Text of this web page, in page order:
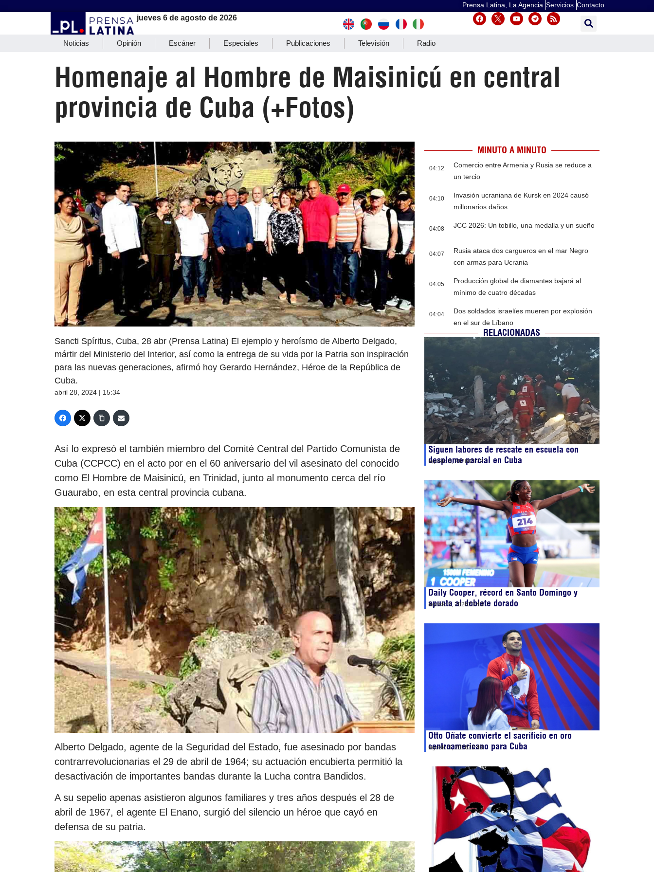
Prensa Latina, La Agencia Servicios Contacto
jueves 6 de agosto de 2026
Noticias Opinión Escáner Especiales Publicaciones Televisión Radio
Homenaje al Hombre de Maisinicú en central
provincia de Cuba (+Fotos)
Sancti Spíritus, Cuba, 28 abr (Prensa Latina) El ejemplo y heroísmo de Alberto Delgado,
mártir del Ministerio del Interior, así como la entrega de su vida por la Patria son inspiración
para las nuevas generaciones, afirmó hoy Gerardo Hernández, Héroe de la República de
Cuba.
abril 28, 2024 | 15:34
Así lo expresó el también miembro del Comité Central del Partido Comunista de
Cuba (CCPCC) en el acto por en el 60 aniversario del vil asesinato del conocido
como El Hombre de Maisinicú, en Trinidad, junto al monumento cerca del río
Guaurabo, en esta central provincia cubana.
Alberto Delgado, agente de la Seguridad del Estado, fue asesinado por bandas
contrarrevolucionarias el 29 de abril de 1964; su actuación encubierta permitió la
desactivación de importantes bandas durante la Lucha contra Bandidos.
A su sepelio apenas asistieron algunos familiares y tres años después el 28 de
abril de 1967, el agente El Enano, surgió del silencio un héroe que cayó en
defensa de su patria.
MINUTO A MINUTO
04:12
Comercio entre Armenia y Rusia se reduce a
un tercio
04:10
Invasión ucraniana de Kursk en 2024 causó
millonarios daños
04:08 JCC 2026: Un tobillo, una medalla y un sueño
04:07
Rusia ataca dos cargueros en el mar Negro
con armas para Ucrania
04:05
Producción global de diamantes bajará al
mínimo de cuatro décadas
04:04
Dos soldados israelíes mueren por explosión
en el sur de Líbano
RELACIONADAS
Siguen labores de rescate en escuela con
desplome parcial en Cuba
agosto 6, 202603:22
Daily Cooper, récord en Santo Domingo y
apunta al doblete dorado
agosto 5, 202623:43
Otto Oñate convierte el sacrificio en oro
centroamericano para Cuba
agosto 5, 202622:43